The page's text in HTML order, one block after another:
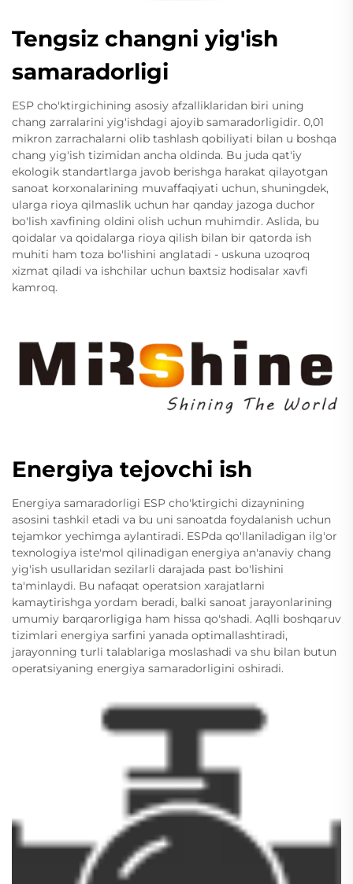
Tengsiz changni yig'ish
samaradorligi
ESP cho'ktirgichining asosiy afzalliklaridan biri uning
chang zarralarini yig'ishdagi ajoyib samaradorligidir. 0,01
mikron zarrachalarni olib tashlash qobiliyati bilan u boshqa
chang yig'ish tizimidan ancha oldinda. Bu juda qat'iy
ekologik standartlarga javob berishga harakat qilayotgan
sanoat korxonalarining muvaffaqiyati uchun, shuningdek,
ularga rioya qilmaslik uchun har qanday jazoga duchor
bo'lish xavfining oldini olish uchun muhimdir. Aslida, bu
qoidalar va qoidalarga rioya qilish bilan bir qatorda ish
muhiti ham toza bo'lishini anglatadi - uskuna uzoqroq
xizmat qiladi va ishchilar uchun baxtsiz hodisalar xavfi
kamroq.
Energiya tejovchi ish
Energiya samaradorligi ESP cho'ktirgichi dizaynining
asosini tashkil etadi va bu uni sanoatda foydalanish uchun
tejamkor yechimga aylantiradi. ESPda qo'llaniladigan ilg'or
texnologiya iste'mol qilinadigan energiya an'anaviy chang
yig'ish usullaridan sezilarli darajada past bo'lishini
ta'minlaydi. Bu nafaqat operatsion xarajatlarni
kamaytirishga yordam beradi, balki sanoat jarayonlarining
umumiy barqarorligiga ham hissa qo'shadi. Aqlli boshqaruv
tizimlari energiya sarfini yanada optimallashtiradi,
jarayonning turli talablariga moslashadi va shu bilan butun
operatsiyaning energiya samaradorligini oshiradi.